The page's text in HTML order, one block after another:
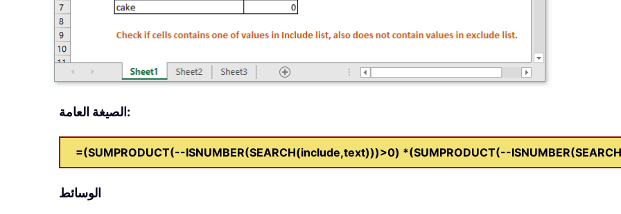
الصيغة العامة:
=(SUMPRODUCT(--ISNUMBER(SEARCH(include,text)))>0) *(SUMPRODUCT(--
الوسائط